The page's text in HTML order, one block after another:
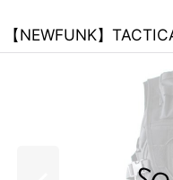
【NEWFUNK】